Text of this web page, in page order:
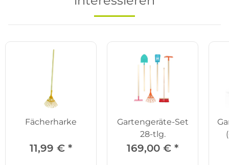
Fächerharke
11,99 € *
Gartengeräte-Set
28-tlg.
169,00 € *